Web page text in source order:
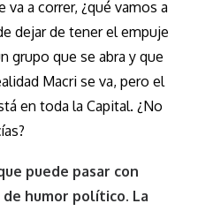
a correr, ¿qué vamos a
dejar de tener el empuje
grupo que se abra y que
Macri se va, pero el
en toda la Capital. ¿No
puede pasar con
humor político. La